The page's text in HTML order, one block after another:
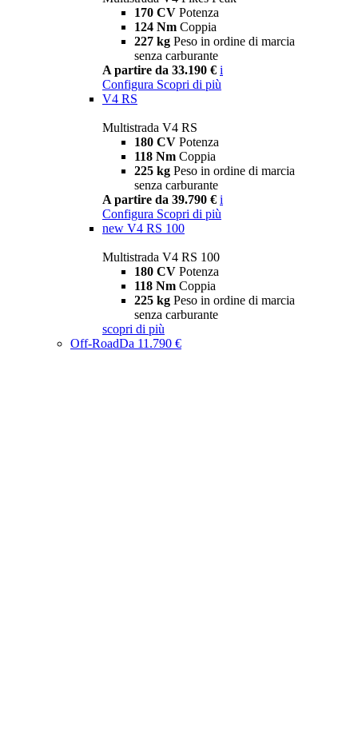
170 CV Potenza
124 Nm Coppia
227 kg Peso in ordine di marcia
senza carburante
A partire da 33.190 € i
Configura Scopri di più
V4 RS
Multistrada V4 RS
180 CV Potenza
118 Nm Coppia
225 kg Peso in ordine di marcia
senza carburante
A partire da 39.790 € i
Configura Scopri di più
new V4 RS 100
Multistrada V4 RS 100
180 CV Potenza
118 Nm Coppia
225 kg Peso in ordine di marcia
senza carburante
scopri di più
Off-RoadDa 11.790 €